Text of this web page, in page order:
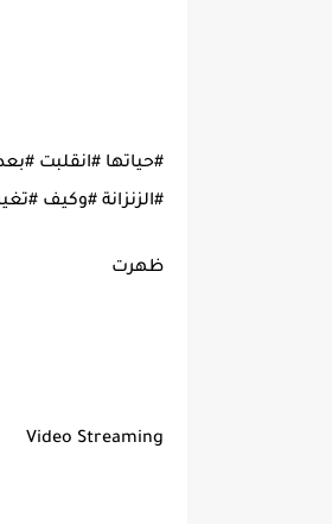
#حياتها #انقلبت
#الزنزانة #وكيف
ظهرت
Video Streaming